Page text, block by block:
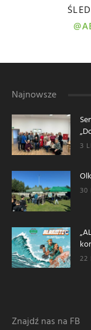
Najnowsze
3
30
22
Znajdź nas na FB